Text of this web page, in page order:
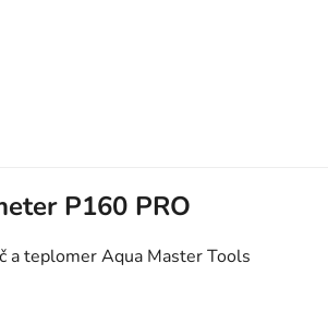
P160 PRO
a teplomer Aqua Master Tools